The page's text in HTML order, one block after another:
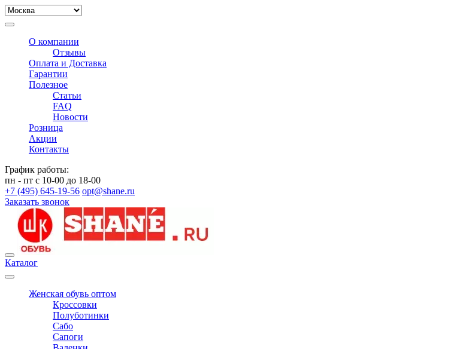
О компании
Отзывы
Оплата и Доставка
Гарантии
Полезное
Статьи
FAQ
Новости
Розница
Акции
Контакты
График работы:
пн - пт с 10-00 до 18-00
+7 (495) 645-19-56 opt@shane.ru
Заказать звонок
Каталог
Женская обувь оптом
Кроссовки
Полуботинки
Сабо
Сапоги